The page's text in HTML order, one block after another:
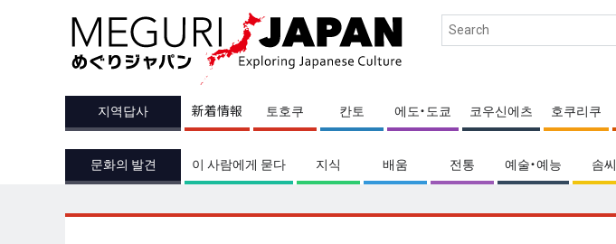
지역답사 新着情報 토호쿠 칸토 에도・도쿄 코우신에츠 호쿠리쿠
문화의 발견 이 사람에게 묻다 지식 배움 전통 예술・예능 솜씨